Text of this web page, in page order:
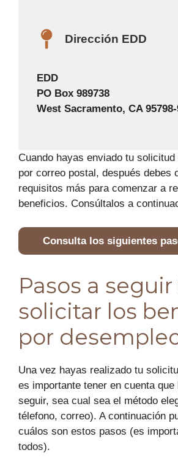
Dirección EDD
EDD
PO Box 989738
West Sacramento, CA 95798-
Cuando hayas enviado tu solicitud
por correo postal, después debes
requisitos más para comenzar a
beneficios. Consúltalos a
Consulta los siguientes
Pasos a
solicitar los
por
Una vez hayas realizado tu
es importante tener en cuenta
seguir, sea cual sea el método
télefono, correo). A continuación
cuálos son estos pasos (es
todos).